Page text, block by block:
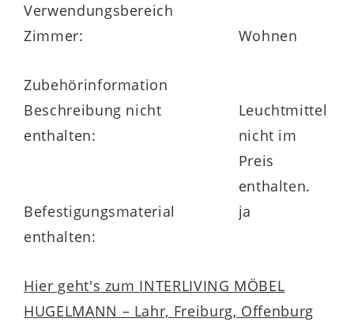
Verwendungsbereich
Zimmer:
Wohnen
Zubehörinformation
Beschreibung nicht
enthalten:
Leuchtmittel
nicht im
Preis
enthalten.
Befestigungsmaterial
enthalten:
ja
Hier geht's zum INTERLIVING MÖBEL
HUGELMANN – Lahr, Freiburg, Offenburg